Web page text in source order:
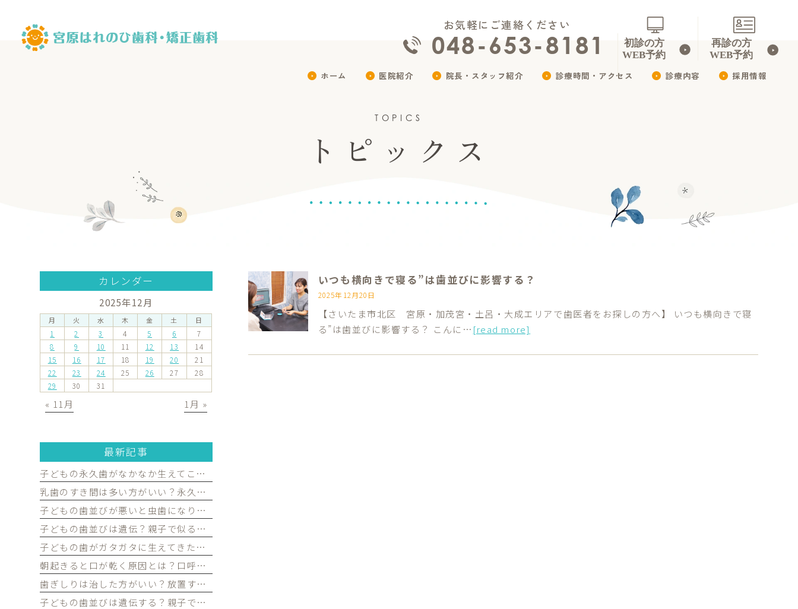
お気軽にご連絡ください
048-653-8181
ホーム 医院紹介 院長・スタッフ紹介 診療時間・アクセス 診療内容 採用情報
TOPICS
トピックス
いつも横向きで寝る”は歯並びに影響する？
2025年12月20日
【さいたま市北区 宮原・加茂宮・土呂・大成エリアで歯医者をお探しの方へ】 いつも横向きで寝
る”は歯並びに影響する？ こんに… [read more]
カレンダー
2025年12月
月 火 水 木 金 土 日
1 2 3 4 5 6
7
8
9 10 11 12 13
14
15
16 17 18 19 20
21
22
23 24 25 26 27
28
29
30 31
« 11月 1月 »
最新記事
子どもの永久歯がなかなか生えてこない…受診した方がよいケースを歯科医が解説｜宮原・さいたま市北区の歯医者
乳歯のすき間は多い方がいい？永久歯がきれいに並ぶために必要な理由を歯科医が解説｜宮原・さいたま市北区の歯医者
子どもの歯並びが悪いと虫歯になりやすい？歯並びとお口の健康の関係を歯科医が解説｜宮原・さいたま市北区の歯医者
子どもの歯並びは遺伝？親子で似る部分と生活習慣で変えられる部分を歯科医が解説｜宮原・さいたま市北区の歯医者
子どもの歯がガタガタに生えてきたけど大丈夫？永久歯の歯並びについて歯科医が解説｜宮原・さいたま市北区の歯医者
朝起きると口が乾く原因とは？口呼吸や歯並びとの関係を歯科医が解説｜宮原・さいたま市北区の歯医者
歯ぎしりは治した方がいい？放置するリスクや原因を歯科医が解説｜宮原・さいたま市北区の歯医者
子どもの歯並びは遺伝する？親子で似る理由や予防できるポイントを歯科医が解説｜宮原・さいたま市北区の歯医者